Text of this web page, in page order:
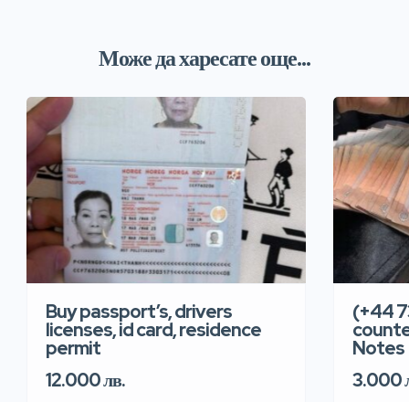
Може да харесате още...
Buy passport’s, drivers
licenses, id card, residence
permit
12.000 лв.
(+44
Notes
3.000